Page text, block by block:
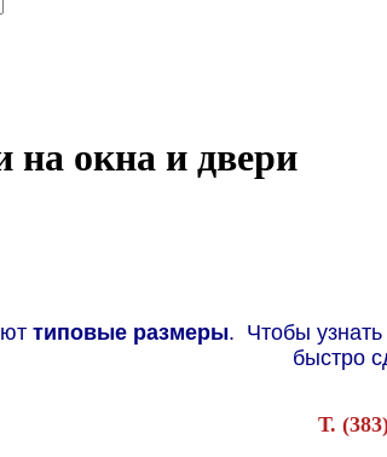
на окна и двери
типовые размеры. Чтобы
быстро
Т.